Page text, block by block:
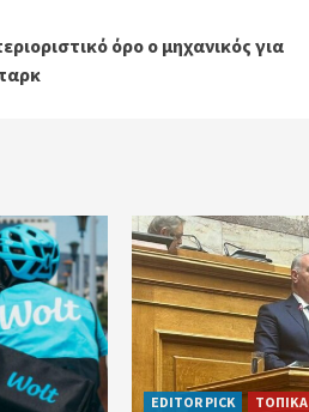
όρο ο μηχανικός για
EDITOR PICK ΤΟΠΙΚΑ